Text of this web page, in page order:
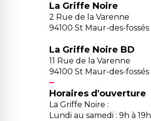
La Griffe Noire
2 Rue de la Varenne
94100 St Maur-des-fossés
La Griffe Noire BD
11 Rue de la Varenne
94100 St Maur-des-fossés
Horaires d'ouverture
La Griffe Noire :
Lundi au samedi : 9h à 19h